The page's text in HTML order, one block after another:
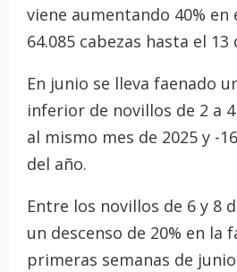
viene aumentando 40% en
64.085 cabezas hasta el 13
En junio se lleva faenado
inferior de novillos de 2 a
al mismo mes de 2025 y -
del año.
Entre los novillos de 6 y 8
un descenso de 20% en la
primeras semanas de